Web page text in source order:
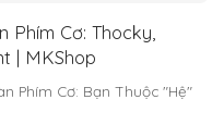
Phím Cơ: Thocky,
| MKShop
Phím Cơ: Bạn Thuộc "Hệ"